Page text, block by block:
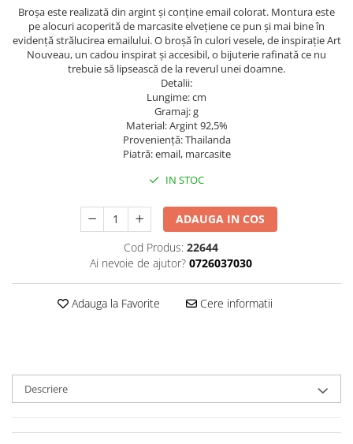
Broșa este realizată din argint și conține email colorat. Montura este
pe alocuri acoperită de marcasite elvețiene ce pun și mai bine în
evidență strălucirea emailului. O broșă în culori vesele, de inspirație Art
Nouveau, un cadou inspirat și accesibil, o bijuterie rafinată ce nu
trebuie să lipsească de la reverul unei doamne.
Detalii:
Lungime: cm
Gramaj: g
Material: Argint 92,5%
Provenienţă: Thailanda
Piatră: email, marcasite
IN STOC
ADAUGA IN COS
Cod Produs: 22644
Ai nevoie de ajutor? 0726037030
Adauga la Favorite Cere informatii
Descriere